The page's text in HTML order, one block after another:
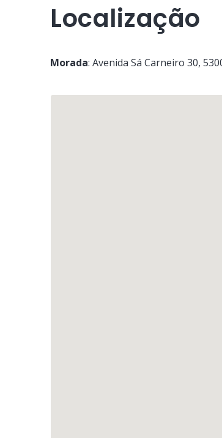
Localização
Morada: Avenida Sá Carneiro 30,